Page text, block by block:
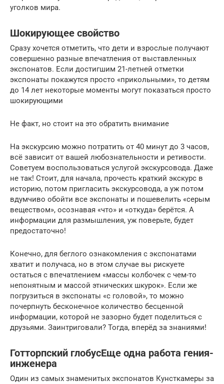
уголков мира.
Шокирующее свойство
Сразу хочется отметить, что дети и взрослые получают
совершенно разные впечатления от выставленных
экспонатов. Если достигшим 21-летней отметки
экспонаты покажутся просто «прикольными», то детям
до 14 лет некоторые моменты могут показаться просто
шокирующими
Не факт, но стоит на это обратить внимание
На экскурсию можно потратить от 40 минут до 3 часов,
всё зависит от вашей любознательности и ретивости.
Советуем воспользоваться услугой экскурсовода. Даже
не так! Стоит, для начала, прочесть краткий экскурс в
историю, потом пригласить экскурсовода, а уж потом
вдумчиво обойти все экспонаты и пошевелить «серым
веществом», осознавая «что» и «откуда» берётся. А
информации для размышления, уж поверьте, будет
предостаточно!
Конечно, для беглого ознакомления с экспонатами
хватит и получаса, но в этом случае вы рискуете
остаться с впечатлением «массы колбочек с чем-то
непонятным и массой этнических шкурок». Если же
погрузиться в экспонаты «с головой», то можно
почерпнуть бесконечное количество бесценной
информации, которой не зазорно будет поделиться с
друзьями. Заинтриговали? Тогда, вперёд за знаниями!
Готторпский глобусЕще одна работа гения-
инженера
Один из самых знаменитых экспонатов Кунсткамеры за